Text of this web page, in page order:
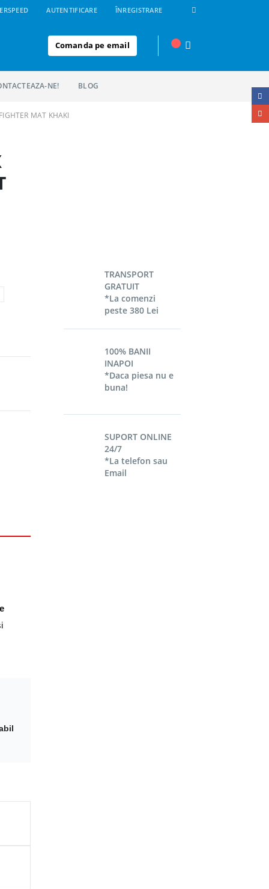
AUTENTIFICARE ÎNREGISTRARE
Comanda pe email
NE! BLOG
MAT KHAKI
TRANSPORT
GRATUIT
*La comenzi
peste 380 Lei
100% BANII
INAPOI
*Daca piesa nu e
buna!
SUPORT ONLINE
24/7
*La telefon sau
Email